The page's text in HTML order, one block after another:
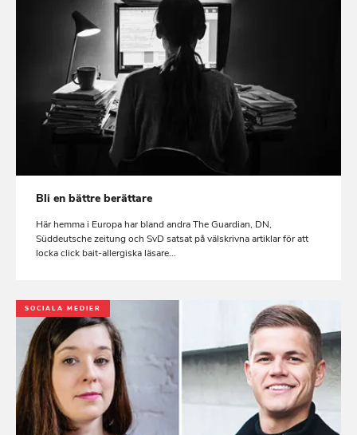
Bli en bättre berättare
Här hemma i Europa har bland andra The Guardian, DN,
Süddeutsche zeitung och SvD satsat på välskrivna artiklar för att
locka click bait-allergiska läsare...
SOCIALA MEDIER